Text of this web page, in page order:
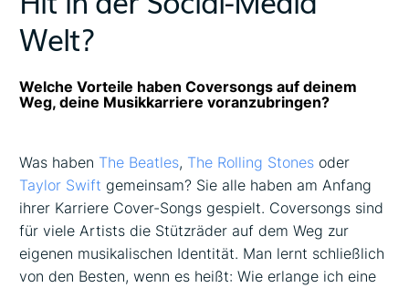
Welt?
Welche Vorteile haben Coversongs auf deinem
Weg, deine Musikkarriere voranzubringen?
Was haben The Beatles, The Rolling Stones oder
Taylor Swift gemeinsam? Sie alle haben am Anfang
ihrer Karriere Cover-Songs gespielt. Coversongs sind
für viele Artists die Stützräder auf dem Weg zur
eigenen musikalischen Identität. Man lernt schließlich
von den Besten, wenn es heißt: Wie erlange ich eine